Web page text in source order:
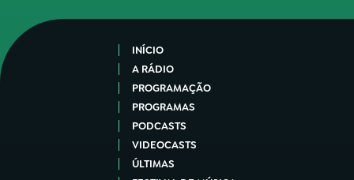
INÍCIO
A RÁDIO
PROGRAMAÇÃO
PROGRAMAS
PODCASTS
VIDEOCASTS
ÚLTIMAS